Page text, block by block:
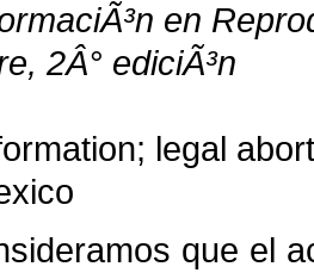
en
2Â° ediciÃ³n
legal
que el